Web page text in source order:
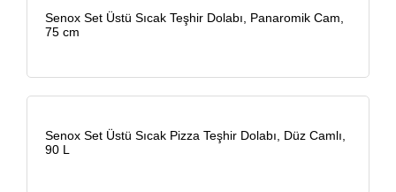
Senox Set Üstü Sıcak Teşhir Dolabı, Panaromik Cam,
75 cm
Senox Set Üstü Sıcak Pizza Teşhir Dolabı, Düz Camlı,
90 L